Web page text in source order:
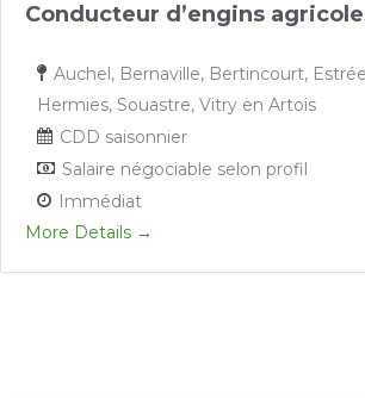
Conducteur d’engins
Auchel Bernaville Bertincourt
Hermies Souastre Vitry en Artois
CDD saisonnier
Salaire négociable selon profil
Immédiat
More Details